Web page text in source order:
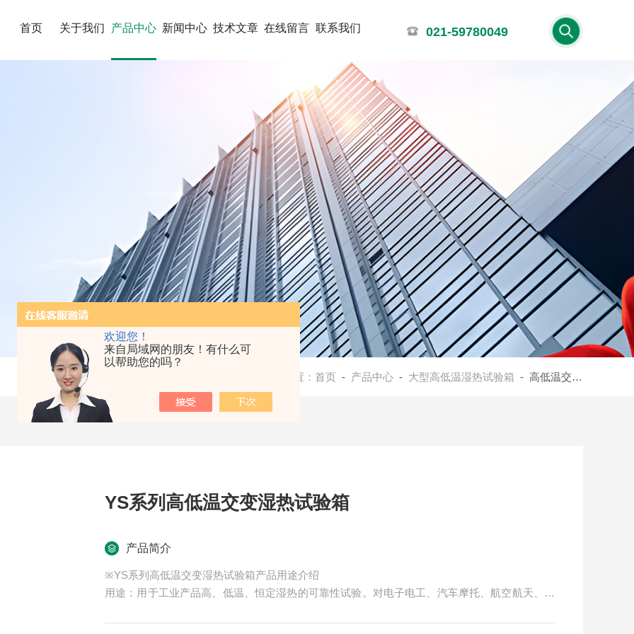
欢迎您！
来自局域网的朋友！有什么可
以帮助您的吗？
首页 关于我们 产品中心 新闻中心 技术文章 在线留言 联系我们 021-59780049
当前位置： 首页 - 产品中心 - 大型高低温湿热试验箱 - 高低温交变湿热试验箱型号选择
YS系列高低温交变湿热试验箱
产品简介
※YS系列高低温交变湿热试验箱产品用途介绍
用途：用于工业产品高、低温、恒定湿热的可靠性试验。对电子电工、汽车摩托、航空航天、船